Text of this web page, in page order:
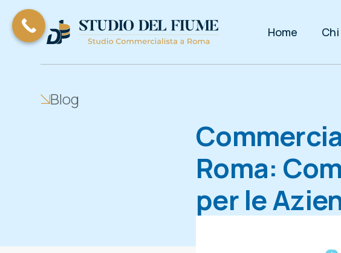
Home
Blog
Roma:
per le